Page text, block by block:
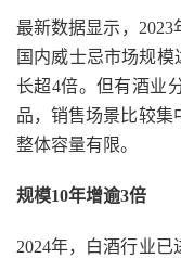
最新数据显示，2023
国内威士忌市场规模
长超4倍。但有酒业
品，销售场景比较集
整体容量有限。
规模10年增逾3倍
2024年，白酒行业